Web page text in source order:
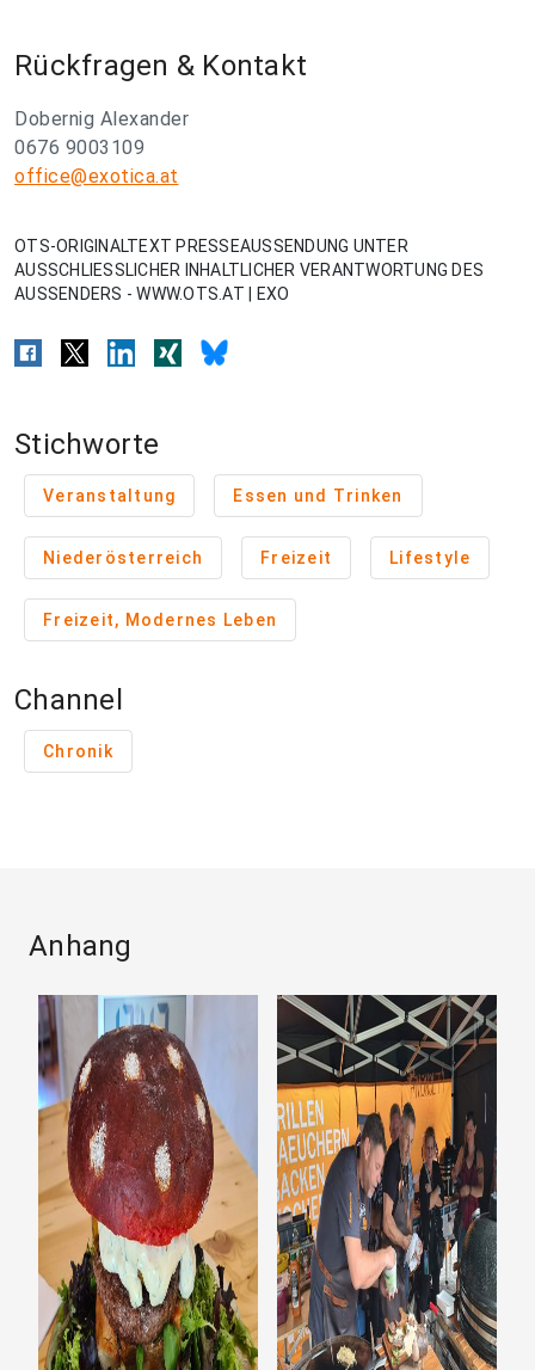
Rückfragen & Kontakt
Dobernig Alexander
0676 9003109
office@exotica.at
OTS-ORIGINALTEXT PRESSEAUSSENDUNG UNTER
AUSSCHLIESSLICHER INHALTLICHER VERANTWORTUNG DES
AUSSENDERS - WWW.OTS.AT | EXO
Stichworte
Veranstaltung Essen und Trinken
Niederösterreich Freizeit Lifestyle
Freizeit, Modernes Leben
Channel
Chronik
Anhang